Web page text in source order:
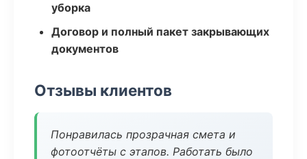
уборка
Договор и полный пакет закрывающих
документов
Отзывы клиентов
Понравилась прозрачная смета и
фотоотчёты с этапов. Работать было